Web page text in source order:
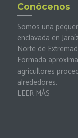
Conócenos
Somos una
enclavada en
Norte de
Formada
agricultores
alrededores.
LEER MÁS